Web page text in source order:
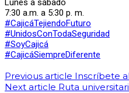
Lunes a sábado
7:30 a.m. a 5:30 p. m.
#CajicáTejiendoFuturo
#UnidosConTodaSeguridad
#SoyCajicá
#CajicáSiempreDiferente
Previous article Inscríbete
Next article Ruta